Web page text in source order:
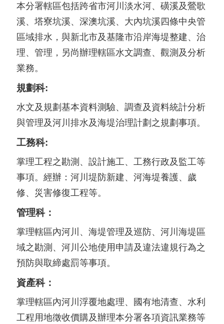
本分署轄區包括跨省市河川淡水河、磺溪及鶯歌
溪、塔寮坑溪、深澳坑溪、大內坑溪四條中央管
區域排水，與新北市及基隆市沿岸海堤整建、治
理、管理，另尚辦理轄區水文調查、觀測及分析
業務。
規劃科:
水文及規劃基本資料測驗、調查及資料統計分析
與管理及河川排水及海堤治理計劃之規劃事項。
工務科:
掌理工程之勘測、設計施工、工務行政及監工等
事項。經辦：河川堤防新建、河海堤養護、歲
修、災害修復工程等。
管理科：
掌理轄區內河川、海堤管理及巡防、河川海堤區
域之勘測、河川公地使用申請及違法違規行為之
預防與取締處罰等事項。
資產科：
掌理轄區內河川浮覆地處理、國有地清查、水利
工程用地徵收價購及辦理本分署各項資訊業務等